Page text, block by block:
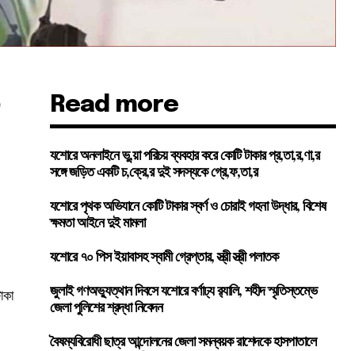
Read more
যশোরে অনলাইনে ভু,য়া পরিচয় ব্যবহার করে কোটি টাকার প্র,তা,র,ণা,র
সঙ্গে জড়িত একটি চ,ক্রে,র দুই সদস্যকে গ্রে,ফ,তা,র
যশোরে পৃথক অভিযানে কোটি টাকার স্বর্ণ ও চোরাই গহনা উদ্ধার, বিশেষ
ক্ষমতা আইনে দুই মামলা
যশোরে ৭০ পিস ইয়াবাসহ স্বামী গ্রেপ্তার, স্ত্রী স্ত্রী পলাতক
জুলাই গণঅভ্যুত্থান দিবসে যশোরে বর্ণাঢ্য র‍্যালি, শহীদ স্মৃতিস্তম্ভে
জেলা পুলিশের শ্রদ্ধা নিবেদন
বৈষম্যবিরোধী ছাত্র আন্দোলনের জেলা সমন্বয়ক রাশেদকে হাসপাতালে